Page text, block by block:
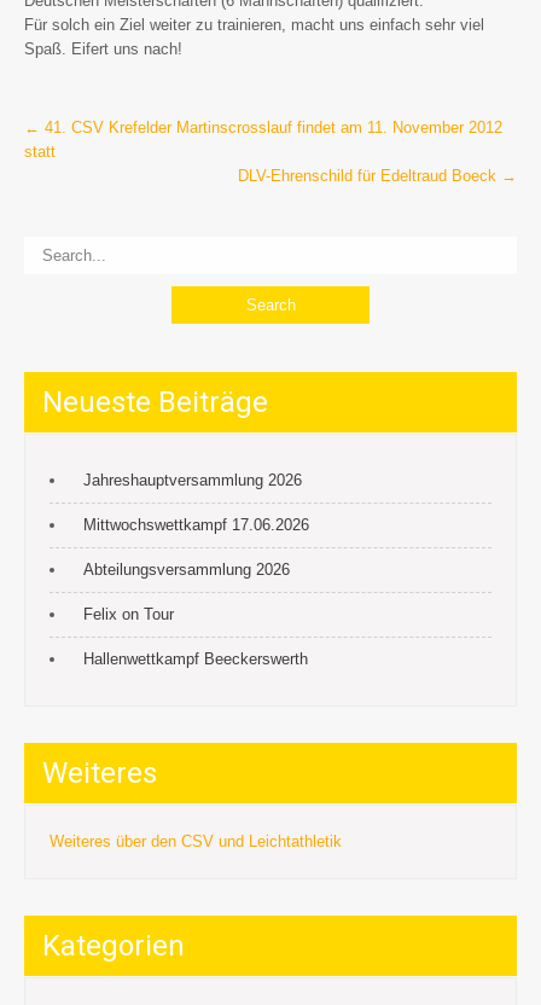
Für solch ein Ziel weiter zu trainieren, macht uns einfach sehr viel
Spaß. Eifert uns nach!
Post
navigation
← 41. CSV Krefelder Martinscrosslauf findet am 11. November 2012
statt
DLV-Ehrenschild für Edeltraud Boeck →
Neueste Beiträge
Jahreshauptversammlung 2026
Mittwochswettkampf 17.06.2026
Abteilungsversammlung 2026
Felix on Tour
Hallenwettkampf Beeckerswerth
Weiteres
Weiteres über den CSV und Leichtathletik
Kategorien